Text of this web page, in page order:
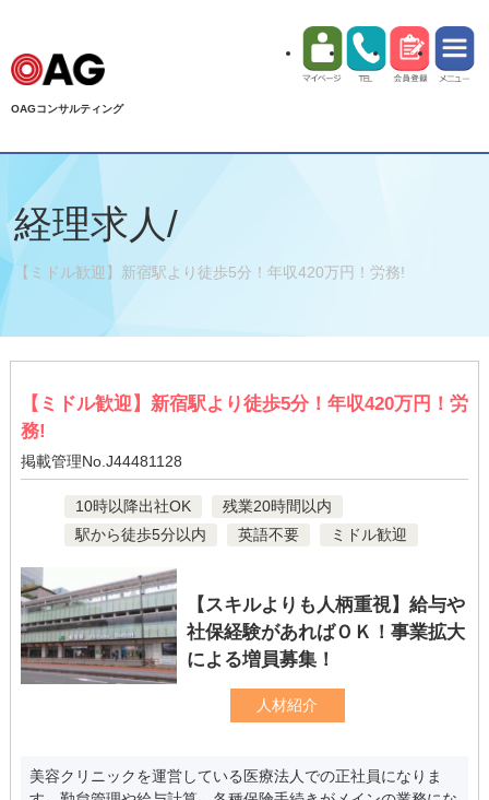
OAGコンサルティング
経理求人/
【ミドル歓迎】新宿駅より徒歩5分！年収420万円！労務!
【ミドル歓迎】新宿駅より徒歩5分！年収420万円！労
務!
掲載管理No.J44481128
10時以降出社OK
残業20時間以内
駅から徒歩5分以内
英語不要 ミドル歓迎
【スキルよりも人柄重視】給与や
社保経験があればＯＫ！事業拡大
による増員募集！
人材紹介
美容クリニックを運営している医療法人での正社員になりま